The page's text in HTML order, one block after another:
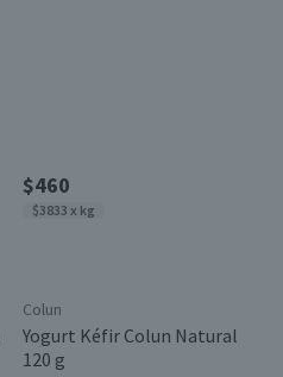
$460
$3833 x kg
Colun
Yogurt Kéfir Colun Natural
120 g